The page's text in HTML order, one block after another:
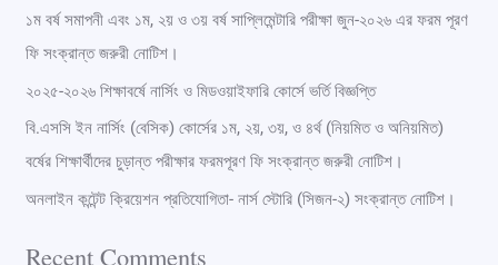
r
:
১ম বর্ষ সমাপনী এবং ১ম, ২য় ও ৩য় বর্ষ সাপ্লিমেন্টারি পরীক্ষা জুন-২০২৬ এর ফরম পূরণ
ফি সংক্রান্ত জরুরী নোটিশ।
২০২৫-২০২৬ শিক্ষাবর্ষে নার্সিং ও মিডওয়াইফারি কোর্সে ভর্তি বিজ্ঞপ্তি
বি.এসসি ইন নার্সিং (বেসিক) কোর্সের ১ম, ২য়, ৩য়, ও ৪র্থ (নিয়মিত ও অনিয়মিত)
বর্ষের শিক্ষার্থীদের চুড়ান্ত পরীক্ষার ফরমপূরণ ফি সংক্রান্ত জরুরী নোটিশ।
অনলাইন কন্টেন্ট ক্রিয়েশন প্রতিযোগিতা- নার্স স্টোরি (সিজন-২) সংক্রান্ত নোটিশ।
Recent Comments